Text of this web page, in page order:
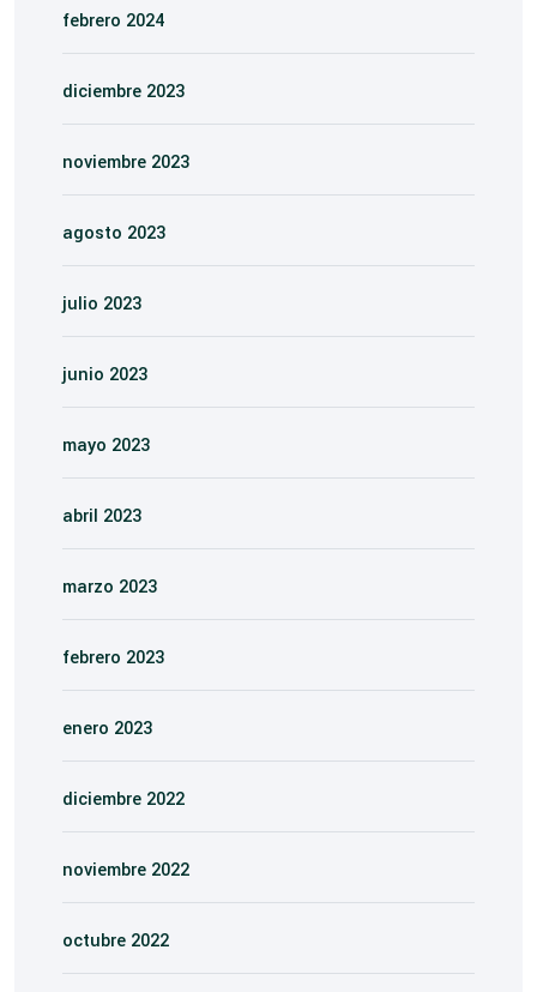
febrero 2024
diciembre 2023
noviembre 2023
agosto 2023
julio 2023
junio 2023
mayo 2023
abril 2023
marzo 2023
febrero 2023
enero 2023
diciembre 2022
noviembre 2022
octubre 2022